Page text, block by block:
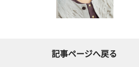
記事ページへ戻る